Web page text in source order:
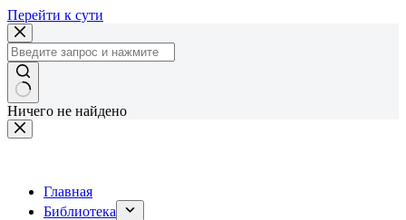
Перейти к сути
Ничего не найдено
Главная
Библиотека